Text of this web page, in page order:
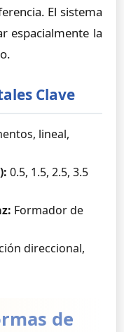
El sistema
espacialmente la
Clave
lineal,
0.5, 1.5, 2.5, 3.5
Formador de
direccional,
de